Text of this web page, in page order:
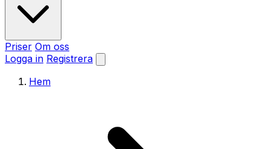
Priser Om oss
Logga in Registrera
Hem